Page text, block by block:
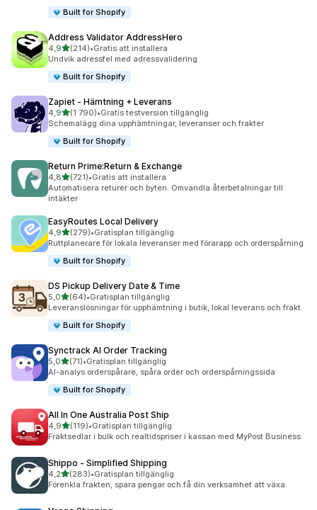
Built for Shopify
Address Validator AddressHero
4,9av 5 stjärnor
(214)
214 recensioner totalt
•Gratis att installera
Undvik adressfel med adressvalidering
Built for Shopify
Zapiet ‑ Hämtning + Leverans
4,9av 5 stjärnor
(1 790)
1790 recensioner totalt
•Gratis testversion tillgänglig
Schemalägg dina upphämtningar, leveranser och frakter
Built for Shopify
Return Prime:Return & Exchange
4,8av 5 stjärnor
(721)
721 recensioner totalt
•Gratis att installera
Automatisera returer och byten. Omvandla återbetalningar till
intäkter
EasyRoutes Local Delivery
4,9av 5 stjärnor
(279)
279 recensioner totalt
•Gratisplan tillgänglig
Ruttplanerare för lokala leveranser med förarapp och orderspårning
Built for Shopify
DS Pickup Delivery Date & Time
5,0av 5 stjärnor
(64)
64 recensioner totalt
•Gratisplan tillgänglig
Leveranslösningar för upphämtning i butik, lokal leverans och frakt.
Built for Shopify
Synctrack AI Order Tracking
5,0av 5 stjärnor
(71)
71 recensioner totalt
•Gratisplan tillgänglig
AI-analys orderspårare, spåra order och orderspårningssida
Built for Shopify
All In One Australia Post Ship
4,9av 5 stjärnor
(119)
119 recensioner totalt
•Gratisplan tillgänglig
Fraktsedlar i bulk och realtidspriser i kassan med MyPost Business.
Shippo ‑ Simplified Shipping
4,2av 5 stjärnor
(283)
283 recensioner totalt
•Gratisplan tillgänglig
Förenkla frakten, spara pengar och få din verksamhet att växa